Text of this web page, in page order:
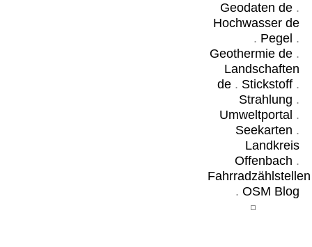
Geodaten de.
Hochwasser de
. Pegel .
Geothermie de.
Landschaften
de. Stickstoff.
Strahlung .
Umweltportal .
Seekarten .
Landkreis
Offenbach .
Fahrradzählstellen
. OSM Blog